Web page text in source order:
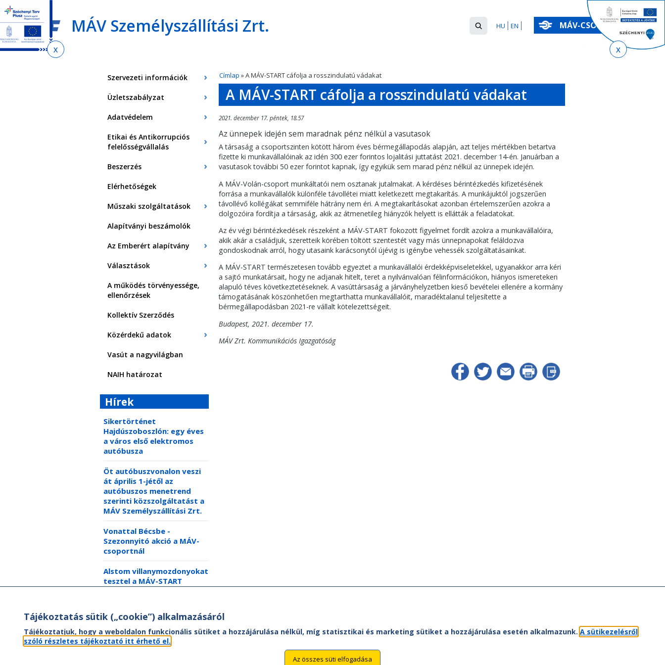
Ugrás
az
almenühöz
Ugrás
tartalomra
Ugrás
az
oldaltérképre
MÁV Személyszállítási Zrt. EN
HU
Keresés
űrlap
Keresés
MÁV-CSOPORT
Címlap » A MÁV-START cáfolja a rosszindulatú vádakat
Szervezeti információk
Üzletszabályzat
Adatvédelem
Etikai és Antikorrupciós
felelősségvállalás
Beszerzés
Elérhetőségek
Műszaki szolgáltatások
Alapítványi beszámolók
Az Emberért alapítvány
Választások
A működés törvényessége,
ellenőrzések
Kollektív Szerződés
Közérdekű adatok
Vasút a nagyvilágban
NAIH határozat
Hírek
Sikertörténet
Hajdúszoboszlón: egy éves
a város első elektromos
autóbusza
Öt autóbuszvonalon veszi
át április 1-jétől az
autóbuszos menetrend
szerinti közszolgáltatást a
MÁV Személyszállítási Zrt.
Vonattal Bécsbe -
Szezonnyitó akció a MÁV-
csoportnál
Alstom villanymozdonyokat
tesztel a MÁV-START
balatoni vonatokon
A MÁV-START cáfolja a rosszindulatú vádakat
2021. december 17. péntek, 18.57
Az ünnepek idején sem maradnak pénz nélkül a vasutasok
A társaság a csoportszinten kötött három éves bérmegállapodás alapján, azt teljes mértékben betartva
fizette ki munkavállalóinak az idén 300 ezer forintos lojalitási juttatást 2021. december 14-én. Januárban a
vasutasok további 50 ezer forintot kapnak, így egyikük sem marad pénz nélkül az ünnepek idején.
A MÁV-Volán-csoport munkáltatói nem osztanak jutalmakat. A kérdéses bérintézkedés kifizetésének
forrása a munkavállalók különféle távollétei miatt keletkezett megtakarítás. A munkájuktól jogszerűen
távollévő kollégákat semmiféle hátrány nem éri. A megtakarításokat azonban értelemszerűen azokra a
dolgozóira fordítja a társaság, akik az átmenetileg hiányzók helyett is ellátták a feladatokat.
Az év végi bérintézkedések részeként a MÁV-START fokozott figyelmet fordít azokra a munkavállalóira,
akik akár a családjuk, szeretteik körében töltött szentestét vagy más ünnepnapokat feláldozva
gondoskodnak arról, hogy utasaink karácsonytól újévig is igénybe vehessék szolgáltatásainkat.
A MÁV-START természetesen tovább egyeztet a munkavállalói érdekképviseletekkel, ugyanakkor arra kéri
a sajtó munkatársait, hogy ne adjanak hitelt, teret a nyilvánvalóan félinformációkon, hiányos ismereteken
alapuló téves következtetéseknek. A vasúttársaság a járványhelyzetben kieső bevételei ellenére a kormány
támogatásának köszönhetően megtarthatta munkavállalóit, maradéktalanul teljesítette a
bérmegállapodásban 2021-re vállalt kötelezettségeit.
Budapest, 2021. december 17.
MÁV Zrt. Kommunikációs Igazgatóság
Tájékoztatás sütik („cookie”) alkalmazásáról
Tájékoztatjuk, hogy a weboldalon funkcionális sütiket a hozzájárulása nélkül, míg statisztikai és marketing sütiket a hozzájárulása esetén alkalmazunk. A sütikezelésről
szóló részletes tájékoztató itt érhető el.
Az összes süti elfogadása